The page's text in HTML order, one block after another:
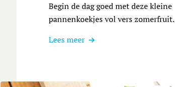
Begin de dag goed met deze kleine
pannenkoekjes vol vers zomerfruit.
Lees meer